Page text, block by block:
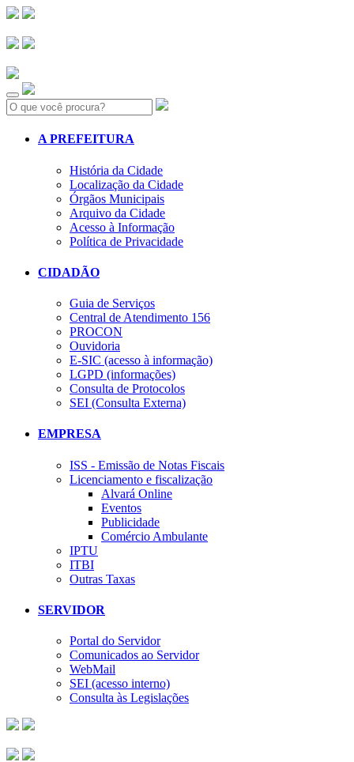
Search:
A PREFEITURA
História da Cidade
Localização da Cidade
Órgãos Municipais
Arquivo da Cidade
Acesso à Informação
Política de Privacidade
CIDADÃO
Guia de Serviços
Central de Atendimento 156
PROCON
Ouvidoria
E-SIC (acesso à informação)
LGPD (informações)
Consulta de Protocolos
SEI (Consulta Externa)
EMPRESA
ISS - Emissão de Notas Fiscais
Licenciamento e fiscalização
Alvará Online
Eventos
Publicidade
Comércio Ambulante
IPTU
ITBI
Outras Taxas
SERVIDOR
Portal do Servidor
Comunicados ao Servidor
WebMail
SEI (acesso interno)
Consulta às Legislações